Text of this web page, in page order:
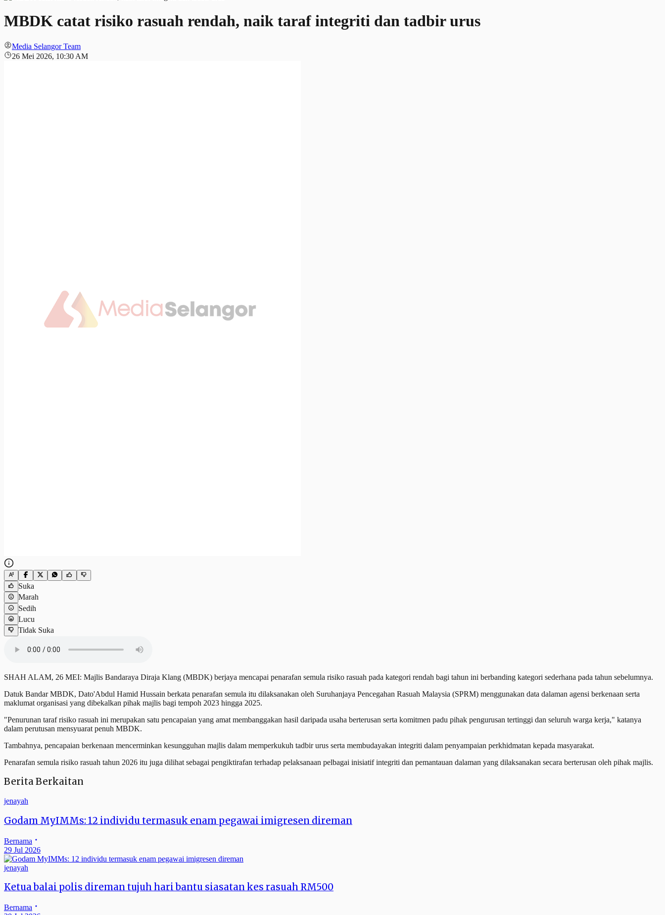
MBDK catat risiko rasuah rendah, naik taraf integriti dan tadbir urus
Media Selangor Team
26 Mei 2026, 10:30 AM
Suka
Marah
Sedih
Lucu
Tidak Suka
SHAH ALAM, 26 MEI: Majlis Bandaraya Diraja Klang (MBDK) berjaya mencapai penarafan semula risiko rasuah pada kategori rendah bagi tahun ini berbanding kategori sederhana pada tahun sebelumnya.
Datuk Bandar MBDK, Dato'Abdul Hamid Hussain berkata penarafan semula itu dilaksanakan oleh Suruhanjaya Pencegahan Rasuah Malaysia (SPRM) menggunakan data dalaman agensi berkenaan serta
maklumat organisasi yang dibekalkan pihak majlis bagi tempoh 2023 hingga 2025.
"Penurunan taraf risiko rasuah ini merupakan satu pencapaian yang amat membanggakan hasil daripada usaha berterusan serta komitmen padu pihak pengurusan tertinggi dan seluruh warga kerja," katanya
dalam perutusan mensyuarat penuh MBDK.
Tambahnya, pencapaian berkenaan mencerminkan kesungguhan majlis dalam memperkukuh tadbir urus serta membudayakan integriti dalam penyampaian perkhidmatan kepada masyarakat.
Penarafan semula risiko rasuah tahun 2026 itu juga dilihat sebagai pengiktirafan terhadap pelaksanaan pelbagai inisiatif integriti dan pemantauan dalaman yang dilaksanakan secara berterusan oleh pihak majlis.
Berita Berkaitan
jenayah
Godam MyIMMs: 12 individu termasuk enam pegawai imigresen direman
Bernama
29 Jul 2026
jenayah
Ketua balai polis direman tujuh hari bantu siasatan kes rasuah RM500
Bernama